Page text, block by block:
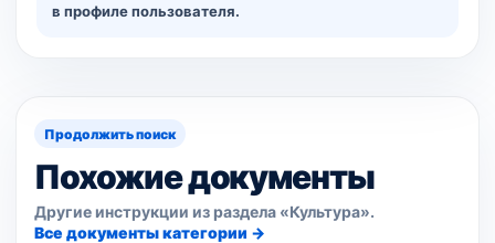
в профиле пользователя.
Продолжить поиск
Похожие документы
Другие инструкции из раздела «Культура».
Все документы категории →